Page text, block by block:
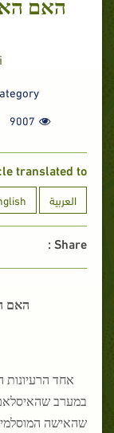
:
9007
translated to :
العربية
Share :
האם
אחד הרעיונות
במערב
שהאישה